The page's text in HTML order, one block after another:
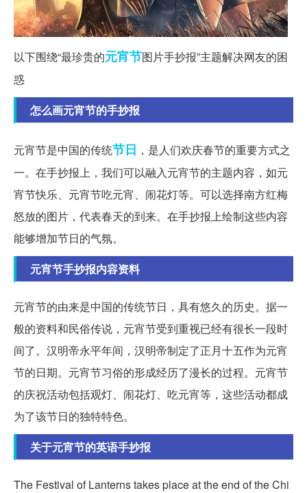
以下围绕“最珍贵的元宵节图片手抄报”主题解决网友的困
惑
怎么画元宵节的手抄报
元宵节是中国的传统节日 ，是人们欢庆春节的重要方式之
一。在手抄报上，我们可以融入元宵节的主题内容，如元
宵节快乐、元宵节吃元宵、闹花灯等。可以选择南方红梅
怒放的图片，代表春天的到来。在手抄报上绘制这些内容
能够增加节日的气氛。
元宵节手抄报内容资料
元宵节的由来是中国的传统节日，具有悠久的历史。据一
般的资料和民俗传说，元宵节受到重视已经有很长一段时
间了。汉明帝永平年间，汉明帝制定了正月十五作为元宵
节的日期。元宵节习俗的形成经历了漫长的过程。元宵节
的庆祝活动包括观灯、闹花灯、吃元宵等，这些活动都成
为了该节日的独特特色。
关于元宵节的英语手抄报
The Festival of Lanterns takes place at the end of the Chi